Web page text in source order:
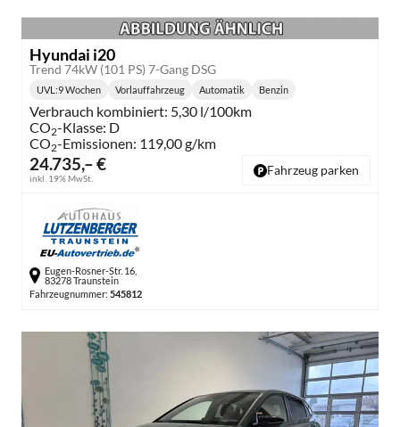
Hyundai i20
Trend 74kW (101 PS) 7-Gang DSG
24.735,– €
inkl. 19% MwSt.
UVL :9 Wochen Vorlauffahrzeug Automatik Benzin
Verbrauch kombiniert: 5,30 l/100km
CO2-Klasse: D
CO2-Emissionen: 119,00 g/km
Fahrzeug parken
Eugen-Rosner-Str. 16,
83278 Traunstein
Fahrzeugnummer: 545812